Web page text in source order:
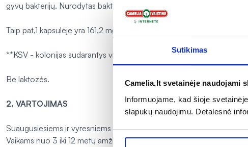
Sutikimas
Camelia.lt svetainėje naudojami
Informuojame, kad šioje
slapukų naudojimu. Detalesnė
gyvų bakterijų. Nurodytas bakterijų kiekis išlieka iki maisto papildo
Taip pat,1 kapsulėje yra 161,2 mg inulino ir 10,3 mg oligofruktozės,
**KSV - kolonijas sudarantys vienetai.
Be laktozės.
2. VARTOJIMAS
Suaugusiesiems ir vyresniems kaip 12 metų amžiaus paaugliams
Vaikams nuo 3 iki 12 metų amžiaus po 1 kapsulę 1–2 kartus per dieną.